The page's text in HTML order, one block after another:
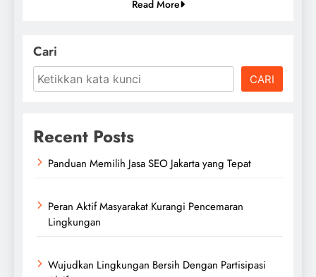
Read More
Cari
CARI
Recent Posts
Panduan Memilih Jasa SEO Jakarta yang Tepat
Peran Aktif Masyarakat Kurangi Pencemaran
Lingkungan
Wujudkan Lingkungan Bersih Dengan Partisipasi